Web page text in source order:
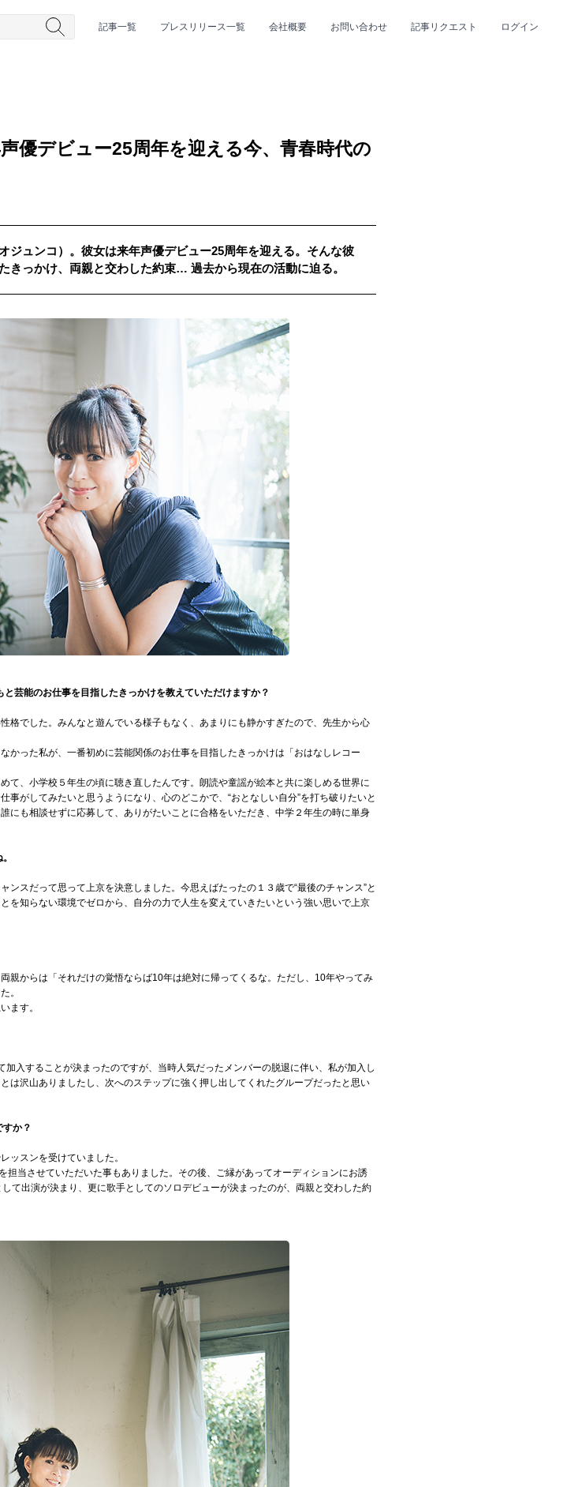
記事一覧 プレスリリース一覧 会社概要 お問い合わせ 記事リクエスト ログイン
#ヒップホップ #男性シンガーグループ #R&B/ソウル
優デビュー25周年を迎える今、青春時代の
ジュンコ）。彼女は来年声優デビュー25周年を迎える。そんな彼
きっかけ、両親と交わした約束… 過去から現在の活動に迫る。
芸能のお仕事を目指したきっかけを教えていただけますか？
格でした。みんなと遊んでいる様子もなく、あまりにも静かすぎたので、先生から心
かった私が、一番初めに芸能関係のお仕事を目指したきっかけは「おはなしレコー
て、小学校５年生の頃に聴き直したんです。朗読や童謡が絵本と共に楽しめる世界に
がしてみたいと思うようになり、心のどこかで、“おとなしい自分”を打ち破りたいと
にも相談せずに応募して、ありがたいことに合格をいただき、中学２年生の時に単身
スだって思って上京を決意しました。今思えばたったの１３歳で“最後のチャンス”と
を知らない環境でゼロから、自分の力で人生を変えていきたいという強い思いで上京
からは「それだけの覚悟ならば10年は絶対に帰ってくるな。ただし、10年やってみ
。
ます。
入することが決まったのですが、当時人気だったメンバーの脱退に伴い、私が加入し
は沢山ありましたし、次へのステップに強く押し出してくれたグループだったと思い
か？
ッスンを受けていました。
当させていただいた事もありました。その後、ご縁があってオーディションにお誘
て出演が決まり、更に歌手としてのソロデビューが決まったのが、両親と交わした約